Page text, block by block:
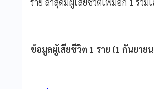
ข้อมูลผู้เสียชีวิต 1 ราย (1 กันยาย